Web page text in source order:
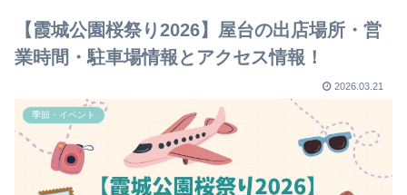
【霞城公園桜祭り2026】屋台の出店場所・営
業時間・駐車場情報とアクセス情報！
2026.03.21
季節・イベント